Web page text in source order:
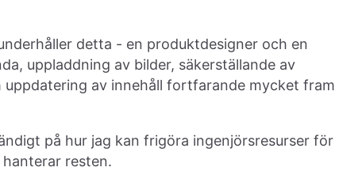
detta - en produktdesigner och en
uppladdning av bilder, säkerställande av
av innehåll fortfarande mycket fram
på hur jag kan frigöra ingenjörsresurser för
resten.